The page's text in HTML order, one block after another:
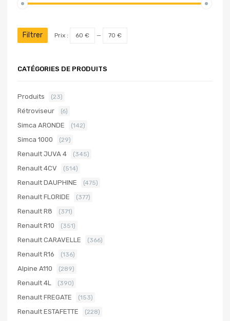
Filtrer Prix : 60 € — 70 €
CATÉGORIES DE PRODUITS
Produits (23)
Rétroviseur (6)
Simca ARONDE (142)
Simca 1000 (29)
Renault JUVA 4 (345)
Renault 4CV (514)
Renault DAUPHINE (475)
Renault FLORIDE (377)
Renault R8 (371)
Renault R10 (351)
Renault CARAVELLE (366)
Renault R16 (136)
Alpine A110 (289)
Renault 4L (390)
Renault FREGATE (153)
Renault ESTAFETTE (228)